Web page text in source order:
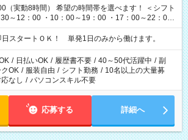
希望の時間帯を選べます！ ＜シフト
～12：00 ・10：00～19：00 ・17：00～22：00
22：00 ・22：00～翌6：00 など
日スタートＯＫ！ 単発1日のみから働けます。
/ 日払いOK / 履歴書不要 / 40～50代活躍中 / 副
OK / 服装自由 / シフト勤務 / 10名以上の大量募
なし / パソコンスキル不要
応募する 詳細へ